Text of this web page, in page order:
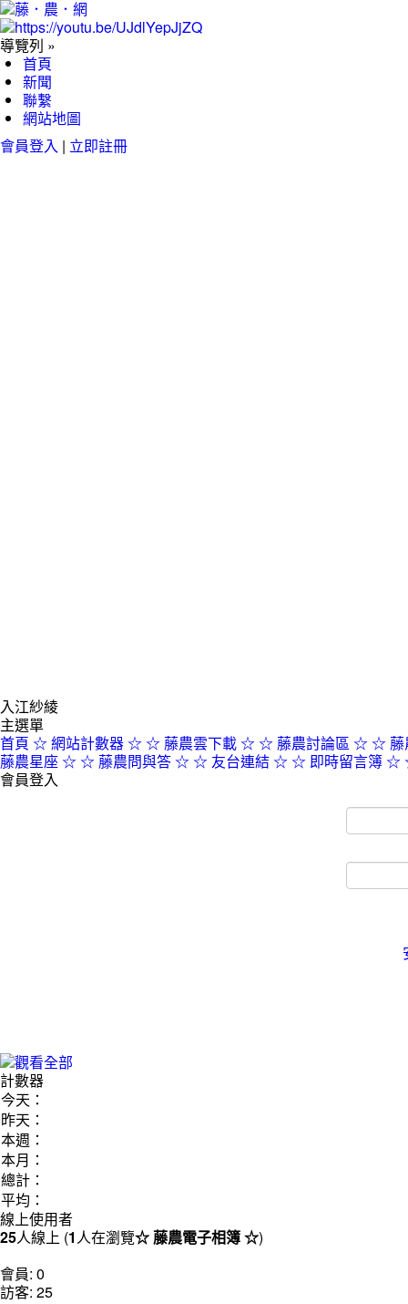
導覽列 »
首頁
新聞
聯繫
網站地圖
會員登入 | 立即註冊
入江紗綾
主選單
首頁 ☆ 網站計數器 ☆☆ 藤農雲下載 ☆☆ 藤農討論區 ☆☆ 藤
藤農星座 ☆☆ 藤農問與答 ☆☆ 友台連結 ☆☆ 即時留言簿 ☆
會員登入
計數器
今天：
昨天：
本週：
本月：
總計：
平均：
線上使用者
25人線上 (1人在瀏覽☆ 藤農電子相簿 ☆)
會員: 0
訪客: 25